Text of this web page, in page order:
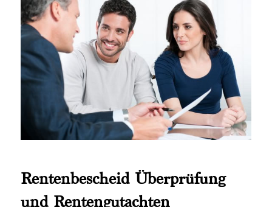
Rentenbescheid Überprüfung
und Rentengutachten